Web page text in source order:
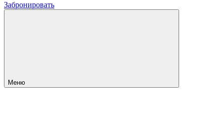
Забронировать
Меню